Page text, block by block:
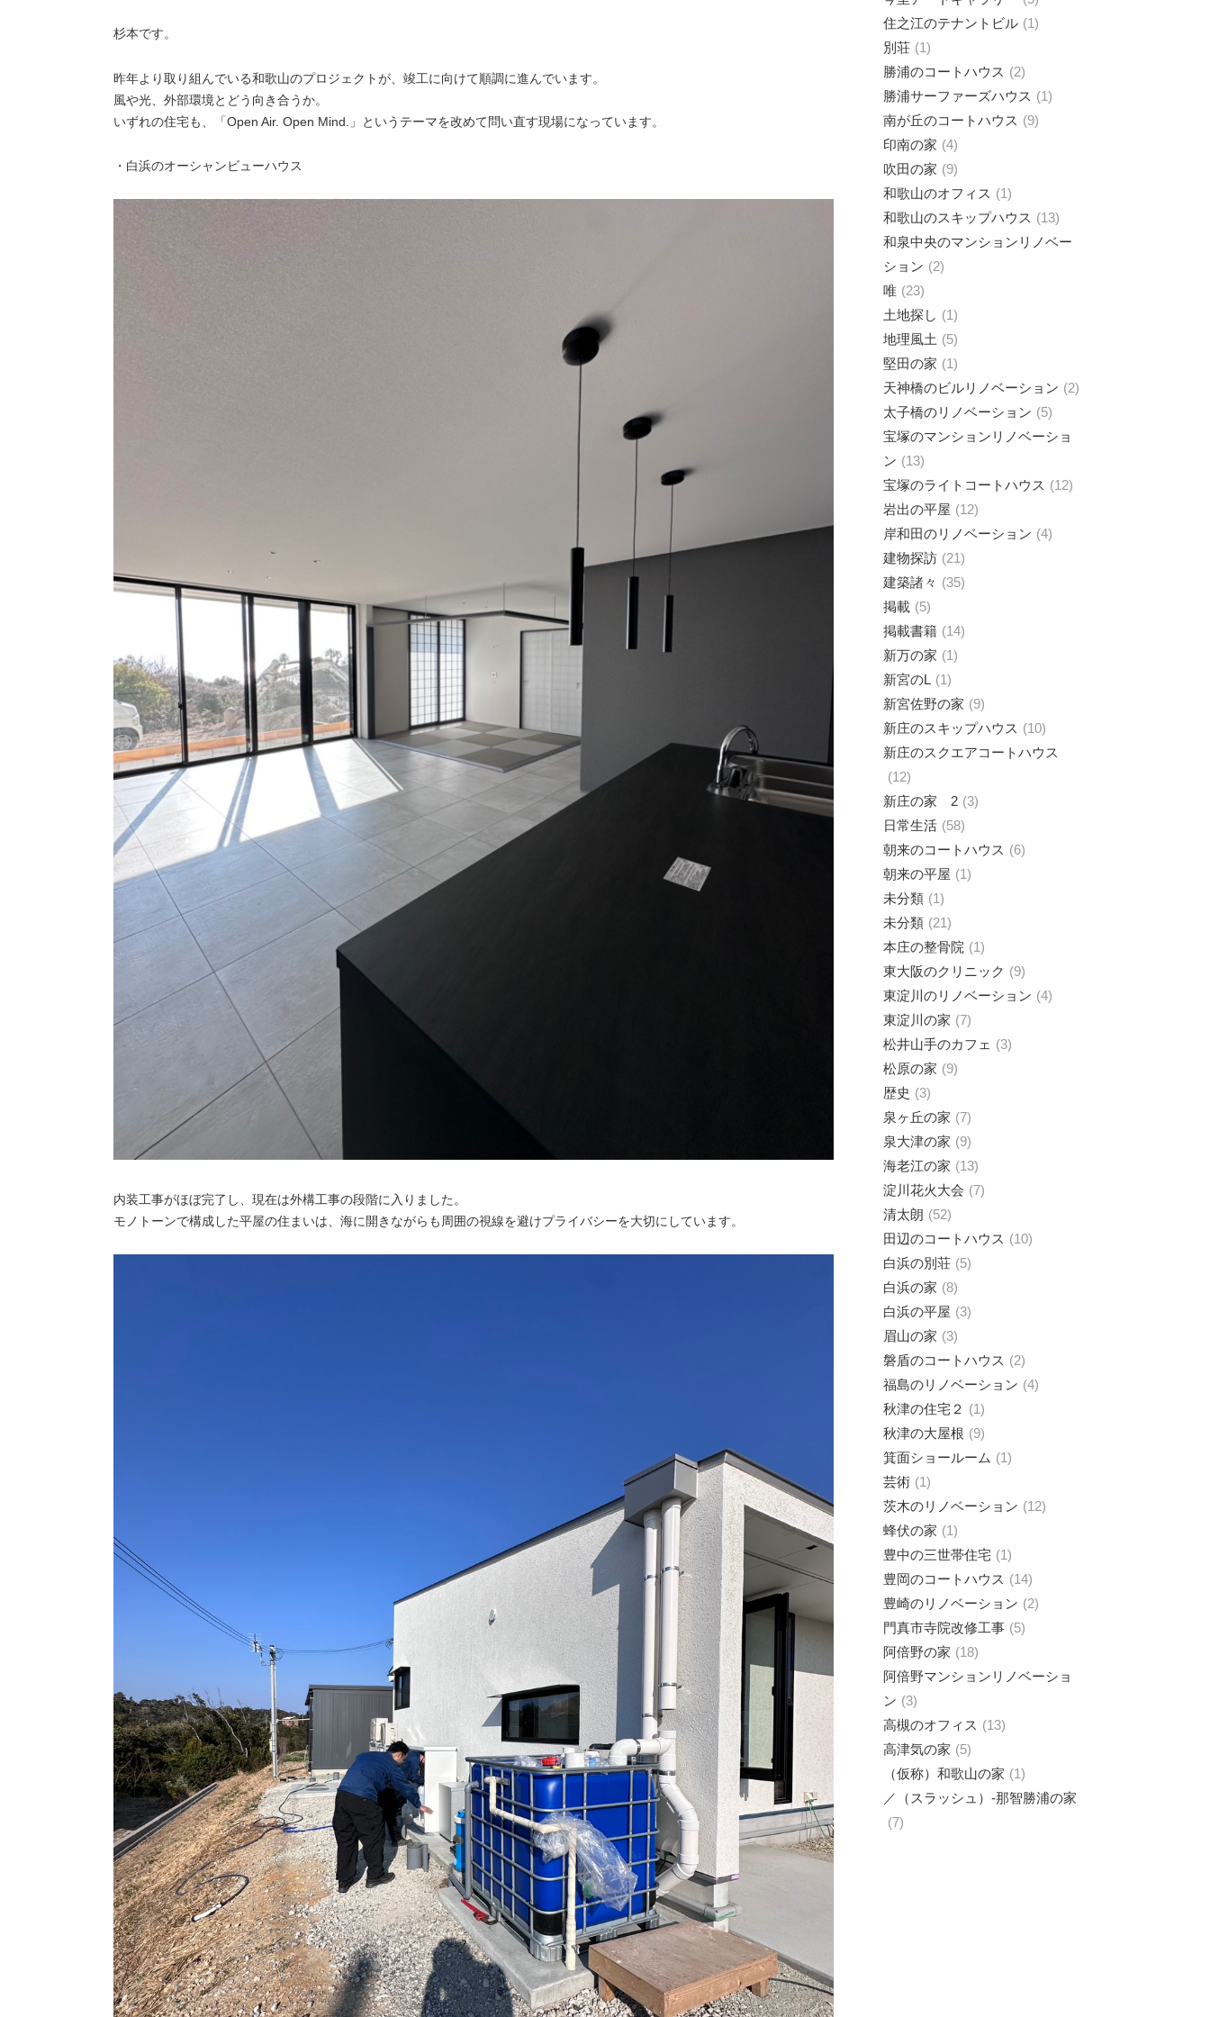
杉本です。
昨年より取り組んでいる和歌山のプロジェクトが、竣工に向けて順調に進んでいます。
風や光、外部環境とどう向き合うか。
いずれの住宅も、「Open Air. Open Mind.」というテーマを改めて問い直す現場になっています。
・白浜のオーシャンビューハウス
内装工事がほぼ完了し、現在は外構工事の段階に入りました。
モノトーンで構成した平屋の住まいは、海に開きながらも周囲の視線を避けプライバシーを大切にしています。
住之江のテナントビル
1
別荘
1
勝浦のコートハウス
2
勝浦サーファーズハウス
1
南が丘のコートハウス
9
印南の家
4
吹田の家
9
和歌山のオフィス
1
和歌山のスキップハウス
13
和泉中央のマンションリノベー
ション
2
唯
23
土地探し
1
地理風土
5
堅田の家
1
天神橋のビルリノベーション
2
太子橋のリノベーション
5
宝塚のマンションリノベーショ
ン
13
宝塚のライトコートハウス
12
岩出の平屋
12
岸和田のリノベーション
4
建物探訪
21
建築諸々
35
掲載
5
掲載書籍
14
新万の家
1
新宮のL
1
新宮佐野の家
9
新庄のスキップハウス
10
新庄のスクエアコートハウス
12
新庄の家 2 3
日常生活
58
朝来のコートハウス
6
朝来の平屋
1
未分類
1
未分類
21
本庄の整骨院
1
東大阪のクリニック
9
東淀川のリノベーション
4
東淀川の家
7
松井山手のカフェ
3
松原の家
9
歴史
3
泉ヶ丘の家
7
泉大津の家
9
海老江の家
13
淀川花火大会
7
清太朗
52
田辺のコートハウス
10
白浜の別荘
5
白浜の家
8
白浜の平屋
3
眉山の家
3
磐盾のコートハウス
2
福島のリノベーション
4
秋津の住宅２
1
秋津の大屋根
9
箕面ショールーム
1
芸術
1
茨木のリノベーション
12
蜂伏の家
1
豊中の三世帯住宅
1
豊岡のコートハウス
14
豊崎のリノベーション
2
門真市寺院改修工事
5
阿倍野の家
18
阿倍野マンションリノベーショ
ン
3
高槻のオフィス
13
高津気の家
5
（仮称）和歌山の家
1
／（スラッシュ）-那智勝浦の家
7